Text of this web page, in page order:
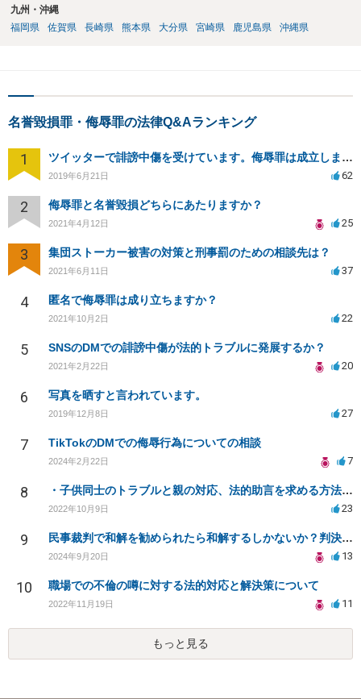
九州・沖縄
福岡県
佐賀県 長崎県 熊本県 大分県 宮崎県 鹿児島県 沖縄県
名誉毀損罪・侮辱罪の法律Q&Aランキング
1 ツイッターで誹謗中傷を受けています。侮辱罪は成立しますか？
2019年6月21日 62
2 侮辱罪と名誉毀損どちらにあたりますか？
2021年4月12日 25
3 集団ストーカー被害の対策と刑事罰のための相談先は？
2021年6月11日 37
4 匿名で侮辱罪は成り立ちますか？
2021年10月2日 22
5 SNSのDMでの誹謗中傷が法的トラブルに発展するか？
2021年2月22日 20
6 写真を晒すと言われています。
2019年12月8日 27
7 TikTokのDMでの侮辱行為についての相談
2024年2月22日 7
8 ・子供同士のトラブルと親の対応、法的助言を求める方法は？
2022年10月9日 23
9 民事裁判で和解を勧められたら和解するしかないか？判決で大きく結果が変わることはありますか？
2024年9月20日 13
10 職場での不倫の噂に対する法的対応と解決策について
2022年11月19日 11
もっと見る